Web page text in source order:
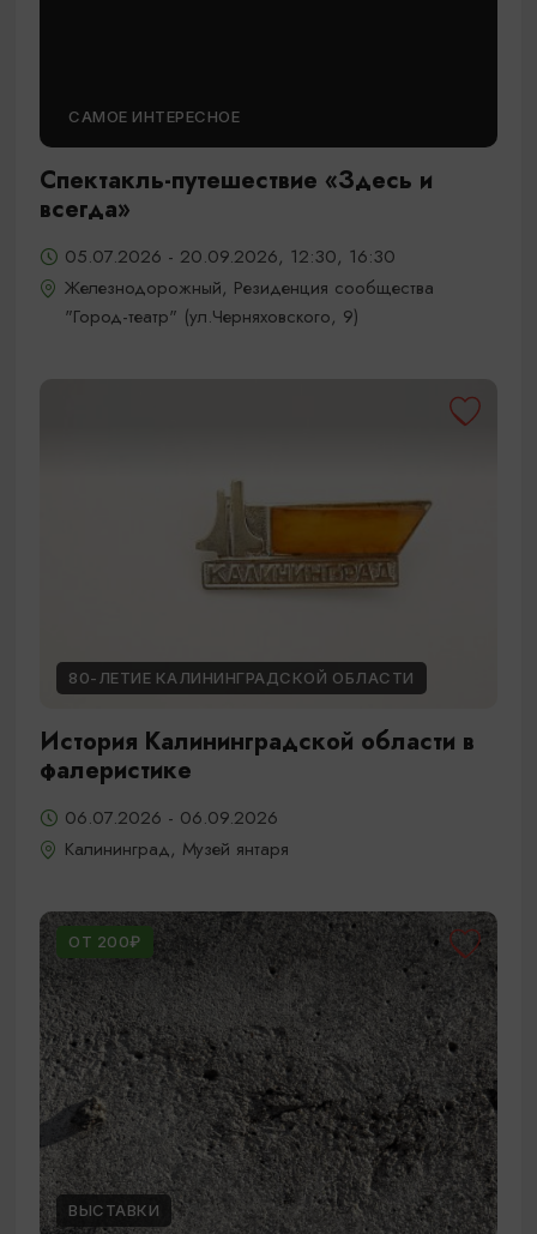
САМОЕ ИНТЕРЕСНОЕ
Спектакль-путешествие «Здесь и
всегда»
05.07.2026 - 20.09.2026, 12:30, 16:30
Железнодорожный, Резиденция сообщества
"Город-театр" (ул.Черняховского, 9)
80-ЛЕТИЕ КАЛИНИНГРАДСКОЙ ОБЛАСТИ
История Калининградской области в
фалеристике
06.07.2026 - 06.09.2026
Калининград, Музей янтаря
ОТ 200₽
ВЫСТАВКИ